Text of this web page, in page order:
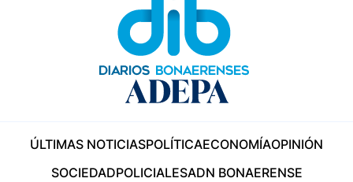
ÚLTIMAS NOTICIASPOLÍTICAECONOMÍAOPINIÓN
SOCIEDADPOLICIALESADN BONAERENSE